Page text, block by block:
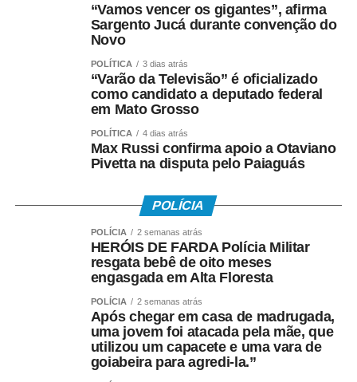
No Centro de Imagem, a população teve acesso a 120
exames de audiometria e impedanciometria, além de 40
exames de próstata.
Atendimento no fim de semana facilita acesso
A possibilidade de realizar exames e consultas aos
sábados é um dos diferenciais do Vira Saúde,
especialmente para trabalhadores e famílias que
encontram dificuldades para buscar atendimento durante
A moradora Dayana Leite de Piza levou os filhos para
realizar exames e destacou a importância da iniciativa.
“Vamos vencer os gigantes”, afirma
Sargento Jucá durante convenção do
Novo
POLÍTICA 3 dias atrás
“Varão da Televisão” é oficializado
como candidato a deputado federal
em Mato Grosso
POLÍTICA 4 dias atrás
Max Russi confirma apoio a Otaviano
Pivetta na disputa pelo Paiaguás
POLÍCIA
POLÍCIA 2 semanas atrás
HERÓIS DE FARDA Polícia Militar
resgata bebê de oito meses
engasgada em Alta Floresta
POLÍCIA 2 semanas atrás
Após chegar em casa de madrugada,
uma jovem foi atacada pela mãe, que
utilizou um capacete e uma vara de
goiabeira para agredi-la.”